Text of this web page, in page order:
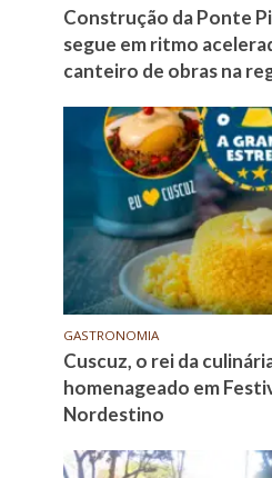
Construção da Ponte
segue em ritmo
canteiro de obras na
GASTRONOMIA
Cuscuz, o rei da
homenageado em
Nordestino